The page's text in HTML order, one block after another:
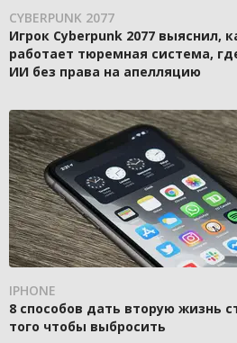
CYBERPUNK 2077
Игрок Cyberpunk 2077 выяснил,
работает тюремная система,
ИИ без права на апелляцию
IPHONE
8 способов дать вторую жизнь
того чтобы выбросить